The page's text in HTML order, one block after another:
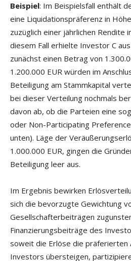
Beispiel: Im Beispielsfall enthält
eine Liquidationspräferenz in
zuzüglich einer jährlichen Rendite
diesem Fall erhielte Investor C
zunächst einen Betrag von
1.200.000 EUR würden im
Beteiligung am Stammkapital
bei dieser Verteilung nochmals
davon ab, ob die Parteien eine
oder Non-Participating
unten). Läge der
1.000.000 EUR, gingen die
Beteiligung leer aus.
Im Ergebnis bewirken
sich die bevorzugte Gewichtung
Gesellschafterbeiträgen
Finanzierungsbeiträge des
soweit die Erlöse die präferierten
Investors übersteigen,